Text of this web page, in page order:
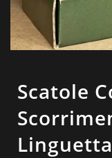
Scatole
Linguetta